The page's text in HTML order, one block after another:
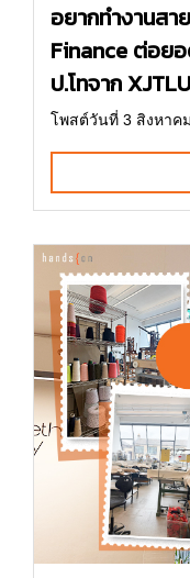
อยากทำงานสา
Finance ต่อย
ป.โทจาก
โพสต์วันที่ 3 สิงหาค